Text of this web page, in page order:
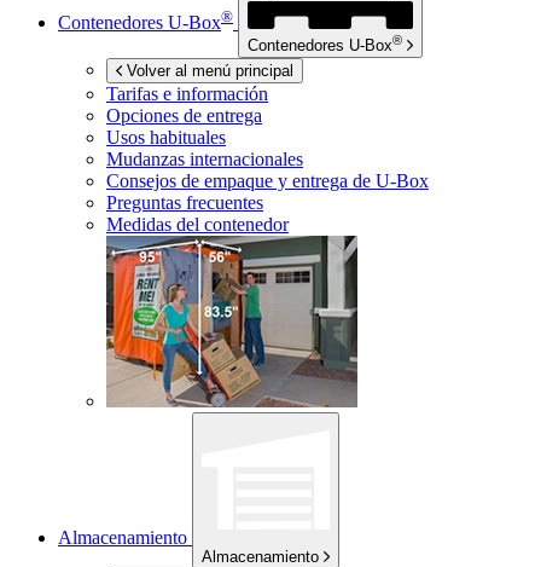
Contenedores U-Box®
Contenedores U-Box®
Volver al menú principal
Tarifas e información
Opciones de entrega
Usos habituales
Mudanzas internacionales
Consejos de empaque y entrega de U-Box
Preguntas frecuentes
Medidas del contenedor
Almacenamiento
Almacenamiento